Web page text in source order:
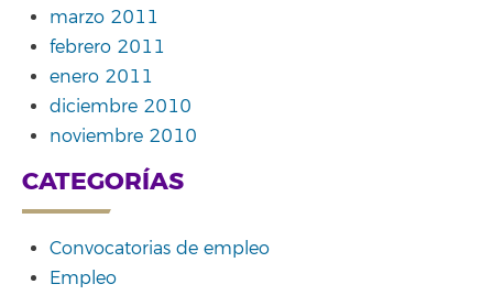
marzo 2011
febrero 2011
enero 2011
diciembre 2010
noviembre 2010
CATEGORÍAS
Convocatorias de empleo
Empleo